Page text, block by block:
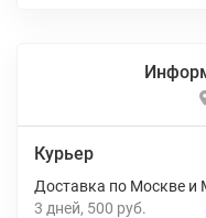
Курьер
Доставка по Москве и
3 дней 500 руб.